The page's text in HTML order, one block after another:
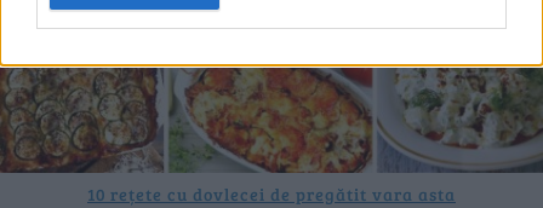
10 rețete cu dovlecei de pregătit vara asta